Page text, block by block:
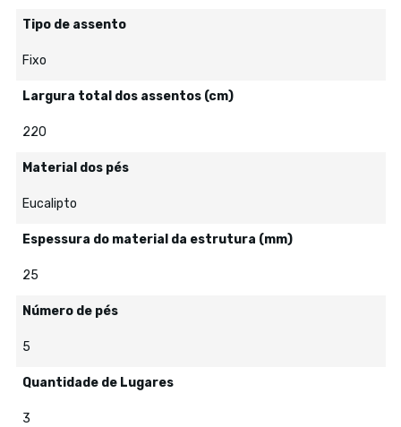
Tipo de assento
Fixo
Largura total dos assentos (cm)
220
Material dos pés
Eucalipto
Espessura do material da estrutura (mm)
25
Número de pés
5
Quantidade de Lugares
3